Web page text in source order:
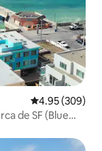
Calificación
4.95 (309)
de SF (Blue